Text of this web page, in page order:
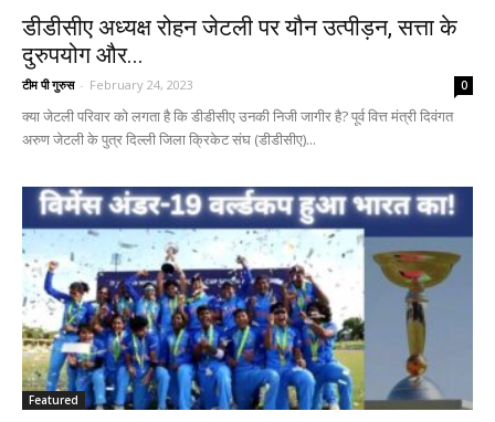
डीडीसीए अध्यक्ष रोहन जेटली पर यौन उत्पीड़न, सत्ता के
दुरुपयोग और...
टीम पी गुरुस - February 24, 2023 0
क्या जेटली परिवार को लगता है कि डीडीसीए उनकी निजी जागीर है? पूर्व वित्त मंत्री दिवंगत
अरुण जेटली के पुत्र दिल्ली जिला क्रिकेट संघ (डीडीसीए)...
Featured